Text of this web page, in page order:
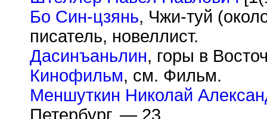
Бо Син-цзянь, Чжи-туй
писатель, новеллист.
Дасинъаньлин, горы в
Кинофильм, см. Фильм.
Меншуткин Николай
Петербург, — 23.